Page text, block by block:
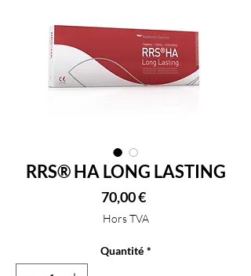
RRS® HA LONG LASTING
70,00 €Prix
Hors TVA
Quantité *